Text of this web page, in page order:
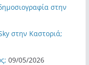
στην
στην Καστοριά;
09/05/2026